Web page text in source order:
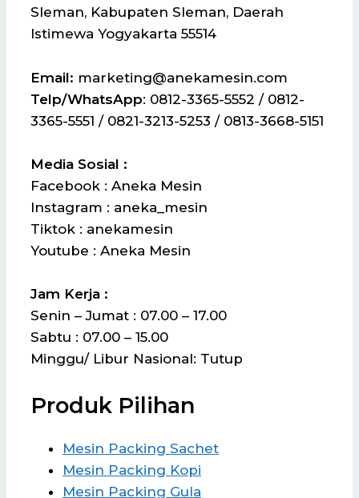
Sleman, Kabupaten Sleman, Daerah
Istimewa Yogyakarta 55514
Email: marketing@anekamesin.com
Telp/WhatsApp: 0812-3365-5552 / 0812-
3365-5551 / 0821-3213-5253 / 0813-3668-5151
Media Sosial :
Facebook : Aneka Mesin
Instagram : aneka_mesin
Tiktok : anekamesin
Youtube : Aneka Mesin
Jam Kerja :
Senin – Jumat : 07.00 – 17.00
Sabtu : 07.00 – 15.00
Minggu/ Libur Nasional: Tutup
Produk Pilihan
Mesin Packing Sachet
Mesin Packing Kopi
Mesin Packing Gula